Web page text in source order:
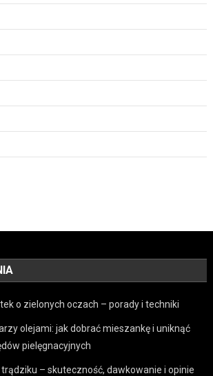
o zielonych oczach – porady i techniki
olejami: jak dobrać mieszankę i uniknąć
pielęgnacyjnych
– skuteczność, dawkowanie i opinie